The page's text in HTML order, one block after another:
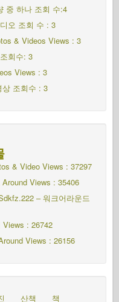
중 하나 조회 수:4
오 조회 수 : 3
& Videos Views : 3
회수: 3
Views : 3
상 조회수 : 3
& Video Views : 37297
Views : 35406
– 워크어라운드
Views : 26742
Views : 26156
산책 책